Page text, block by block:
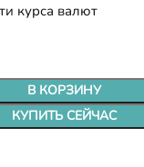
курса валют
В КОРЗИНУ
КУПИТЬ СЕЙЧАС